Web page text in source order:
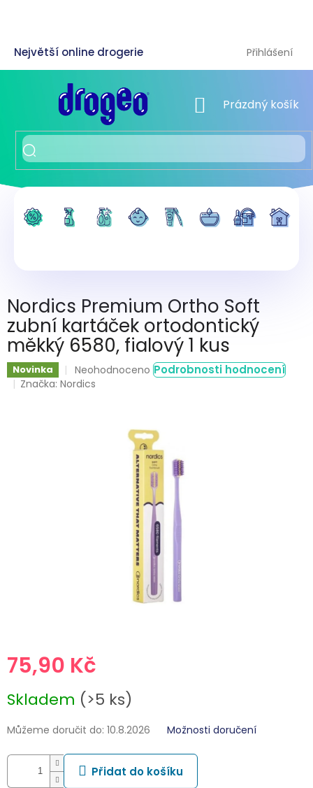
Přihlášení
NÁKUPNÍ KOŠÍK
Prázdný košík
Nordics Premium Ortho Soft
zubní kartáček ortodontický
měkký 6580, fialový 1 kus
Novinka
Průměrné
hodnocení
Neohodnoceno Podrobnosti hodnocení
Značka:Nordics
75,90 Kč
cena:
Skladem (>5 ks)
Můžeme doručit do: 10.8.2026 Možnosti doručení
Přidat do košíku